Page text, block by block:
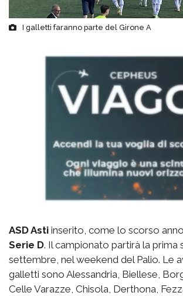
I galletti faranno parte del Girone A
ASD Asti inserito, come lo scorso
Serie D. Il campionato partirà la prima
settembre, nel weekend del Palio. Le
galletti sono Alessandria, Biellese,
Celle Varazze, Chisola, Derthona,